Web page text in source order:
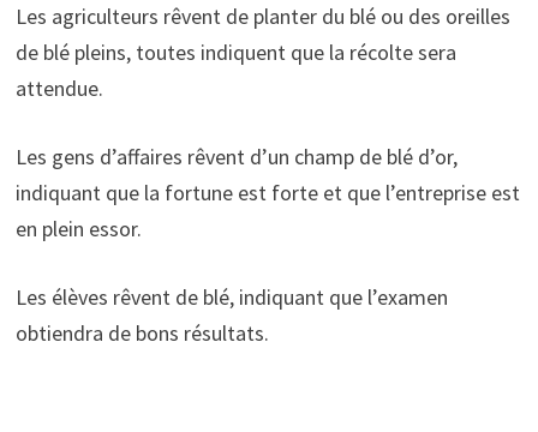
Les agriculteurs rêvent de planter du blé ou des oreilles
de blé pleins, toutes indiquent que la récolte sera
attendue.
Les gens d’affaires rêvent d’un champ de blé d’or,
indiquant que la fortune est forte et que l’entreprise est
en plein essor.
Les élèves rêvent de blé, indiquant que l’examen
obtiendra de bons résultats.